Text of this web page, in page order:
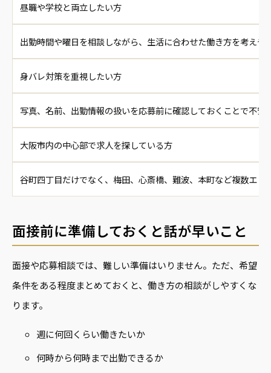
昼職や学校と両立したい方
出勤時間や曜日を相談しながら、生活に合わせた働き方を考えや
身バレ対策を重視したい方
写真、名前、出勤情報の扱いを応募前に確認しておくことで不安
大阪市内の中心部で求人を探している方
谷町四丁目だけでなく、梅田、心斎橋、難波、本町など複数エリ
面接前に準備しておくと話が早いこと
面接や応募相談では、難しい準備はいりません。ただ、希望
条件をある程度まとめておくと、働き方の相談がしやすくな
ります。
週に何回くらい働きたいか
何時から何時まで出勤できるか